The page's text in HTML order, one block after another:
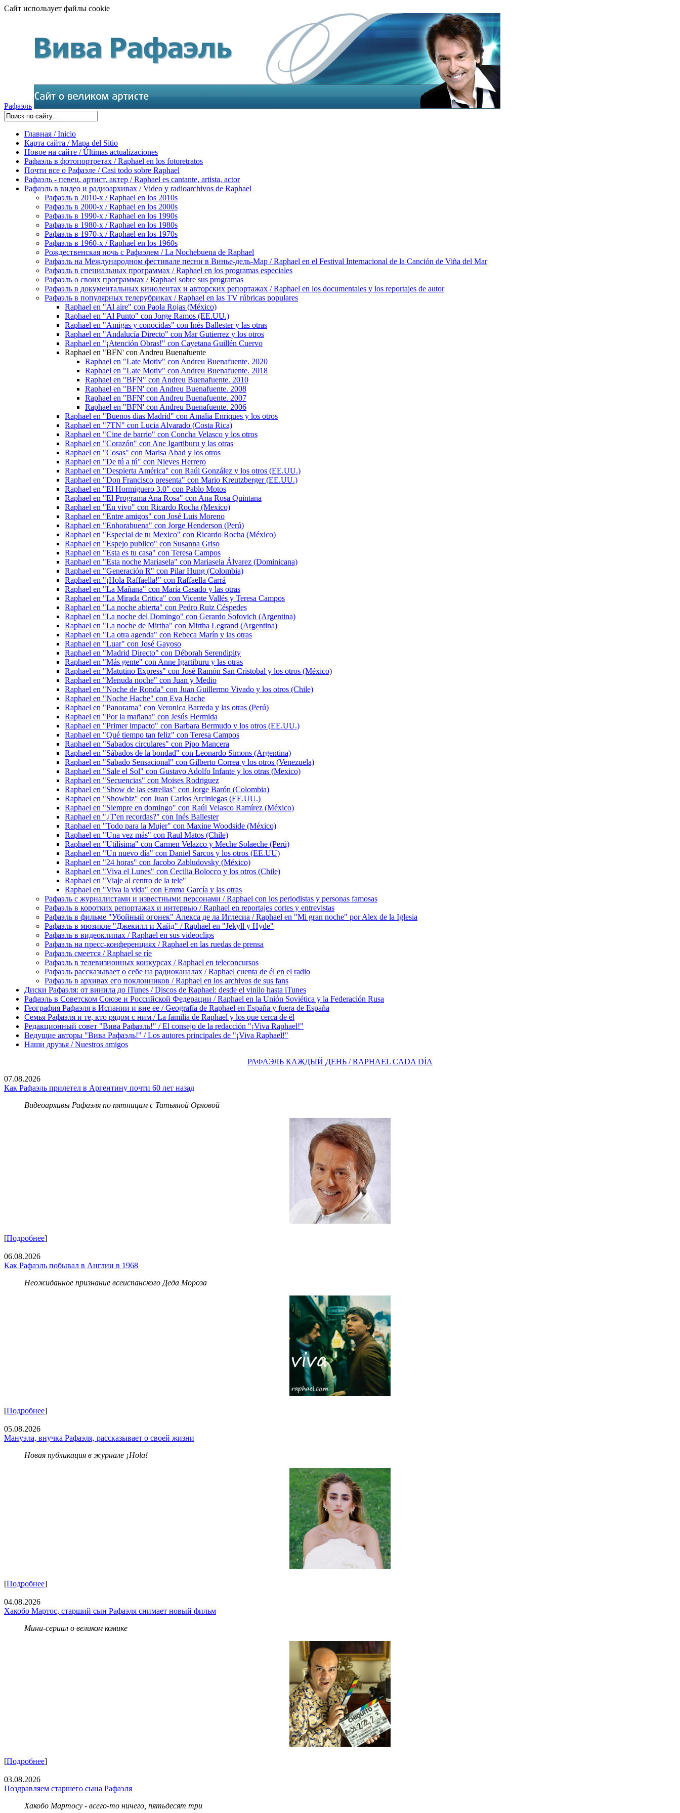
Сайт использует файлы cookie
Рафаэль
Главная / Inicio
Карта сайта / Mapa del Sitio
Новое на сайте / Últimas actualizaciones
Рафаэль в фотопортретах / Raphael en los fotoretratos
Почти все о Рафаэле / Casi todo sobre Raphael
Рафаэль - певец, артист, актер / Raphael es cantante, artista, actor
Рафаэль в видео и радиоархивах / Video y radioarchivos de Raphael
Рафаэль в 2010-х / Raphael en los 2010s
Рафаэль в 2000-х / Raphael en los 2000s
Рафаэль в 1990-х / Raphael en los 1990s
Рафаэль в 1980-х / Raphael en los 1980s
Рафаэль в 1970-х / Raphael en los 1970s
Рафаэль в 1960-х / Raphael en los 1960s
Рождественская ночь с Рафаэлем / La Nochebuena de Raphael
Рафаэль на Международном фестивале песни в Винье-дель-Мар / Raphael en el Festival Internacional de la Canción de Viña del Mar
Рафаэль в специальных программах / Raphael en los programas especiales
Рафаэль о своих программах / Raphael sobre sus programas
Рафаэль в документальных кинолентах и авторских репортажах / Raphael en los documentales y los reportajes de autor
Рафаэль в популярных телерубриках / Raphael en las TV rúbricas populares
Raphael en "Al aire" con Paola Rojas (México)
Raphael en "Al Punto" con Jorge Ramos (EE.UU.)
Raphael en "Amigas y conocidas" con Inés Ballester y las otras
Raphael en "Andalucía Directo" con Mar Gutierrez y los otros
Raphael en "¡Atención Obras!" con Cayetana Guillén Cuervo
Raphael en "BFN' con Andreu Buenafuente
Raphael en "Late Motiv" con Andreu Buenafuente. 2020
Raphael en "Late Motiv" con Andreu Buenafuente. 2018
Raphael en "BFN" con Andreu Buenafuente. 2010
Raphael en "BFN' con Andreu Buenafuente. 2008
Raphael en "BFN' con Andreu Buenafuente. 2007
Raphael en "BFN' con Andreu Buenafuente. 2006
Raphael en "Buenos dias Madrid" con Amalia Enriques y los otros
Raphael en "7TN" con Lucia Alvarado (Costa Rica)
Raphael en "Cine de barrio" con Concha Velasco y los otros
Raphael en "Corazón" con Ane Igartiburu y las otras
Raphael en "Cosas" con Marisa Abad y los otros
Raphael en "De tú a tú" con Nieves Herrero
Raphael en "Despierta América" con Raúl González y los otros (EE.UU.)
Raphael en "Don Francisco presenta" con Mario Kreutzberger (EE.UU.)
Raphael en "El Hormiguero 3.0" con Pablo Motos
Raphael en "El Programa Ana Rosa" con Ana Rosa Quintana
Raphael en "En vivo" con Ricardo Rocha (Mexico)
Raphael en "Entre amigos" con José Luis Moreno
Raphael en "Enhorabuena" con Jorge Henderson (Perú)
Raphael en "Especial de tu Mexico" con Ricardo Rocha (México)
Raphael en "Espejo publico" con Susanna Griso
Raphael en "Esta es tu casa" con Teresa Campos
Raphael en "Esta noche Mariasela" con Mariasela Álvarez (Dominicana)
Raphael en "Generación R" con Pilar Hung (Colombia)
Raphael en "¡Hola Raffaella!" con Raffaella Carrá
Raphael en "La Mañana" con María Casado y las otras
Raphael en "La Mirada Critica" con Vicente Vallés y Teresa Campos
Raphael en "La noche abierta" con Pedro Ruiz Céspedes
Raphael en "La noche del Domingo" con Gerardo Sofovich (Argentina)
Raphael en "La noche de Mirtha" con Mirtha Legrand (Argentina)
Raphael en "La otra agenda" con Rebeca Marín y las otras
Raphael en "Luar" con José Gayoso
Raphael en "Madrid Directo" con Déborah Serendipity
Raphael en "Más gente" con Anne Igartiburu y las otras
Raphael en "Matutino Express" con José Ramón San Cristobal y los otros (México)
Raphael en "Menuda noche" con Juan y Medio
Raphael en "Noche de Ronda" con Juan Guillermo Vivado y los otros (Chile)
Raphael en "Noche Hache" con Eva Hache
Raphael en "Panorama" con Veronica Barreda y las otras (Perú)
Raphael en "Por la mañana" con Jesús Hermida
Raphael en "Primer impacto" con Barbara Bermudo y los otros (EE.UU.)
Raphael en "Qué tiempo tan feliz" con Teresa Campos
Raphael en "Sabados circulares" con Pipo Mancera
Raphael en "Sábados de la bondad" con Leonardo Simons (Argentina)
Raphael en "Sabado Sensacional" con Gilberto Correa y los otros (Venezuela)
Raphael en "Sale el Sol" con Gustavo Adolfo Infante y los otras (Mexico)
Raphael en "Secuencias" con Moises Rodriguez
Raphael en "Show de las estrellas" con Jorge Barón (Colombia)
Raphael en "Showbiz" con Juan Carlos Arciniegas (EE.UU.)
Raphael en "Siempre en domingo" con Raúl Velasco Ramírez (México)
Raphael en "¿T'en recordas?" con Inés Ballester
Raphael en "Todo para la Mujer" con Maxine Woodside (México)
Raphael en "Una vez más" con Raul Matos (Chile)
Raphael en "Utilísima" con Carmen Velazco y Meche Solaeche (Perú)
Raphael en "Un nuevo día" con Daniel Sarcos y los otros (EE.UU)
Raphael en "24 horas" con Jacobo Zabludovsky (México)
Raphael en "Viva el Lunes" con Cecilia Bolocco y los otros (Chile)
Raphael en "Viaje al centro de la tele"
Raphael en "Viva la vida" con Emma García y las otras
Рафаэль с журналистами и известными персонами / Raphael con los periodistas y personas famosas
Рафаэль в коротких репортажах и интервью / Raphael en reportajes cortes y entrevistas
Рафаэль в фильме "Убойный огонек" Алекса де ла Иглесиа / Raphael en "Mi gran noche" por Alex de la Iglesia
Рафаэль в мюзикле "Джекилл и Хайд" / Raphael en "Jekyll y Hyde"
Рафаэль в видеоклипах / Raphael en sus videoclips
Рафаэль на пресс-конференциях / Raphael en las ruedas de prensa
Рафаэль смеется / Raphael se ríe
Рафаэль в телевизионных конкурсах / Raphael en teleconcursos
Рафаэль рассказывает о себе на радиоканалах / Raphael cuenta de él en el radio
Рафаэль в архивах его поклонников / Raphael en los archivos de sus fans
Диски Рафаэля: от винила до iTunes / Discos de Raphael: desde el vinilo hasta iTunes
Рафаэль в Советском Союзе и Российской Федерации / Raphael en la Unión Soviética y la Federación Rusa
География Рафаэля в Испании и вне ее / Geografía de Raphael en España y fuera de España
Семья Рафаэля и те, кто рядом с ним / La familia de Raphael y los que cerca de él
Редакционный совет "Вива Рафаэль!" / El consejo de la redacción "¡Viva Raphael!"
Ведущие авторы "Вива Рафаэль!" / Los autores principales de "¡Viva Raphael!"
Наши друзья / Nuestros amigos
РАФАЭЛЬ КАЖДЫЙ ДЕНЬ / RAPHAEL CADA DÍA
07.08.2026
Как Рафаэль прилетел в Аргентину почти 60 лет назад
Видеоархивы Рафаэля по пятницам с Татьяной Орловой
[Подробнее]
06.08.2026
Как Рафаэль побывал в Англии в 1968
Неожиданное признание всеиспанского Деда Мороза
[Подробнее]
05.08.2026
Мануэла, внучка Рафаэля, рассказывает о своей жизни
Новая публикация в журнале ¡Hola!
[Подробнее]
04.08.2026
Хакобо Мартос, старший сын Рафаэля снимает новый фильм
Мини-сериал о великом комике
[Подробнее]
03.08.2026
Поздравляем старшего сына Рафаэля
Хакобо Мартосу - всего-то ничего, пятьдесят три